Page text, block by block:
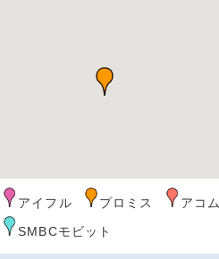
アイフル プロミス アコム
SMBCモビット